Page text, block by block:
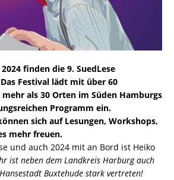
finden die 9. SuedLese
Festival lädt mit über 60
als 30 Orten im Süden Hamburgs
Programm ein.
sich auf Lesungen, Workshops,
mehr freuen.
und auch 2024 mit an Bord ist Heiko
ist neben dem Landkreis Harburg auch
Buxtehude stark vertreten!